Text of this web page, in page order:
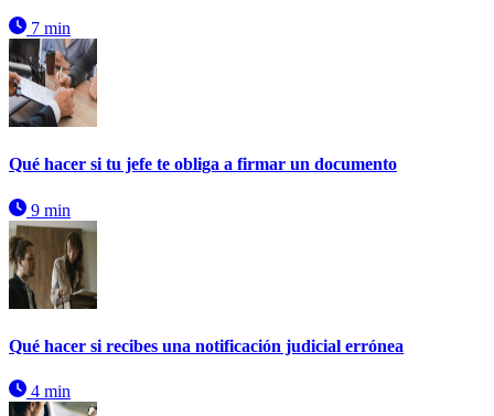
7 min
Qué hacer si tu jefe te obliga a firmar un documento
9 min
Qué hacer si recibes una notificación judicial errónea
4 min